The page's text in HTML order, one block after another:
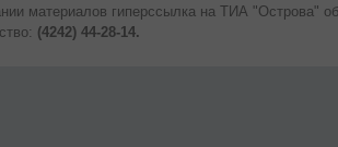
материалов гиперссылка на ТИА "Острова"
(4242) 44-28-14.